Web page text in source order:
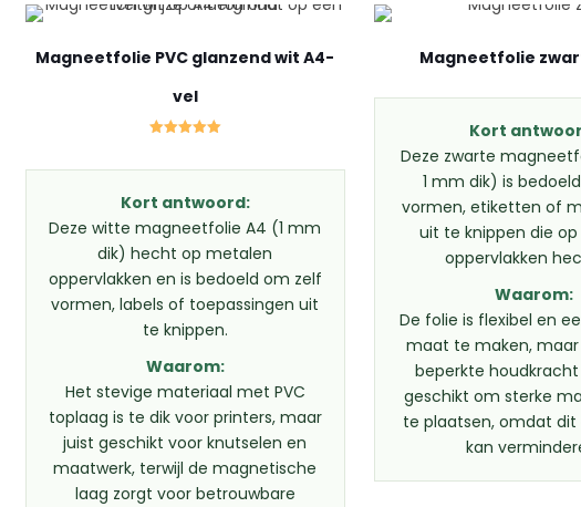
Magneetfolie PVC glanzend wit A4-
vel
uit 5
Kort antwoord:
Deze witte magneetfolie A4 (1 mm
dik) hecht op metalen
oppervlakken en is bedoeld om zelf
vormen, labels of toepassingen uit
te knippen.
Waarom:
Het stevige materiaal met PVC
toplaag is te dik voor printers, maar
juist geschikt voor knutselen en
maatwerk, terwijl de magnetische
laag zorgt voor betrouwbare
Magneetfolie
Kort
Deze zwarte
1 mm dik) is
vormen, etiketten of
uit te knippen die
oppervlakken
Waarom:
De folie is flexibel en
maat te maken,
beperkte
geschikt om sterke
te plaatsen, omdat dit
kan